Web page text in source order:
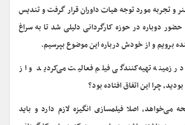
و تجربه مورد توجه هیات داوران قرار گرفت و تندیس
حضور دوباره در حوزه کارگردانی دلیلی شد تا به سراغ
برویم و از خودش درباره این موضوع بپرسیم.
زمینه تهیه‌کنندگی فیلم فعالیت می‌کردید و از
چرا این اتفاق افتاده بود؟
می‌خواهد، اصلا فیلمسازی انگیزه لازم دارد و باید